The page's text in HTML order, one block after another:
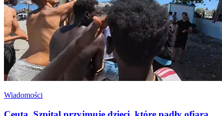
Wiadomości